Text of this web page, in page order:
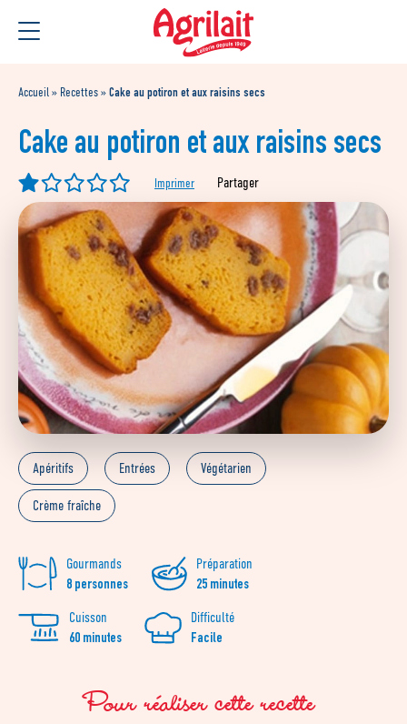
au
contenu
Accueil » Recettes»Cake au potiron et aux raisins secs
Cake au potiron et aux raisins secs
Imprimer Partager
Apéritifs Entrées Végétarien
Crème fraîche
Gourmands
8 personnes
Préparation
25 minutes
Cuisson
60 minutes
Difficulté
Facile
Pour réaliser cette recette